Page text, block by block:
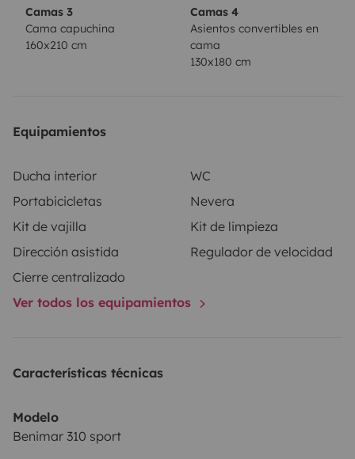
Camas 3
Cama capuchina
160x210 cm
Camas 4
Asientos convertibles en
cama
130x180 cm
Equipamientos
Ducha interior
WC
Portabicicletas
Nevera
Kit de vajilla
Kit de limpieza
Dirección asistida
Regulador de velocidad
Cierre centralizado
Ver todos los equipamientos
Características técnicas
Modelo
Benimar 310 sport